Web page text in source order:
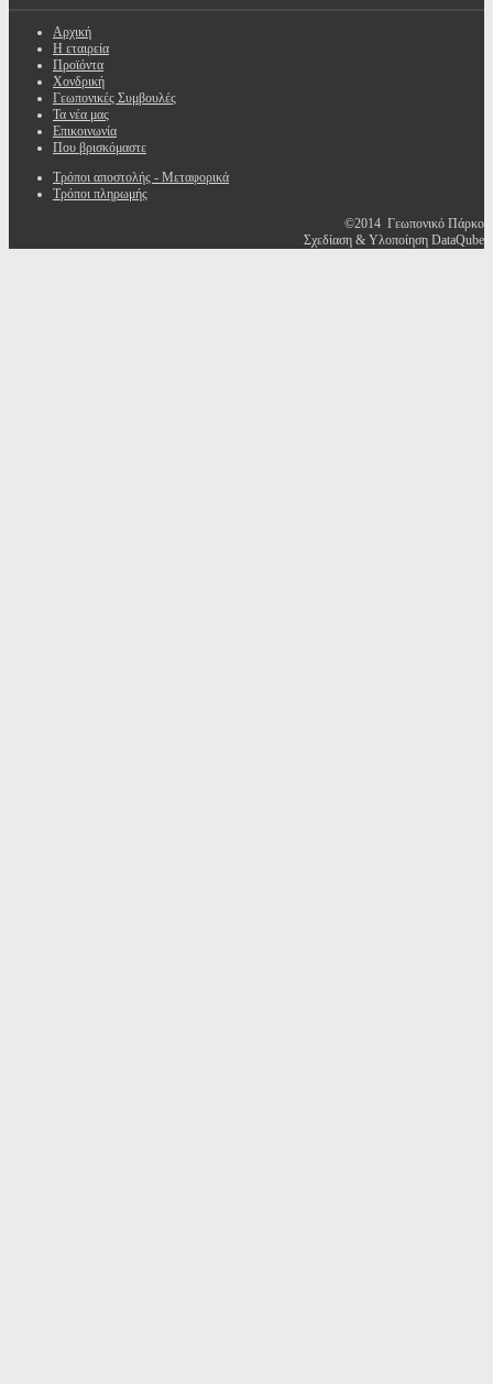
Αρχική
Η εταιρεία
Προϊόντα
Χονδρική
Γεωπονικές Συμβουλές
Τα νέα μας
Επικοινωνία
Που βρισκόμαστε
Τρόποι αποστολής - Μεταφορικά
Τρόποι πληρωμής
©2014 Γεωπονικό Πάρκο
Σχεδίαση & Υλοποίηση DataQube